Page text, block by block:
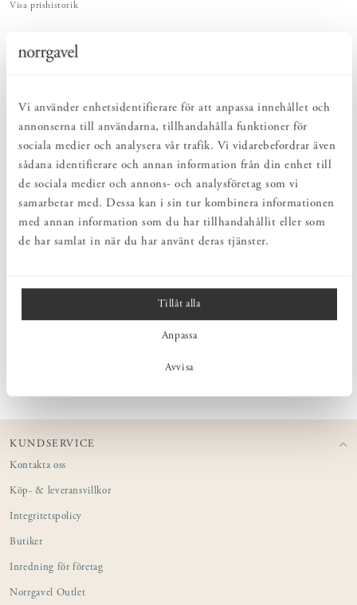
Vi använder enhetsidentifierare för att anpassa innehållet och
annonserna till användarna, tillhandahålla funktioner för
sociala medier och analysera vår trafik. Vi vidarebefordrar även
sådana identifierare och annan information från din enhet till
de sociala medier och annons- och analysföretag som vi
samarbetar med. Dessa kan i sin tur kombinera informationen
med annan information som du har tillhandahållit eller som
de har samlat in när du har använt deras tjänster.
Tillåt alla
Anpassa
Avvisa
Visa prishistorik
ENKELT & UTSÖKT
Hos oss hittar du ett kurerat sortiment av inredning som gör vardagslivet
Bruksföremål och inredningsdetaljer som genomgående är tillverkade av
hållbara naturmaterial.
PRODUKTBESKRIVNING
Klassiskt och exklusivt skohorn framtaget för Norrgavel. Skohornet
är framtaget för att kunna kombineras extra bra ihop med våra
kapp- och skohyllor, kroklister och galgar. Finns även i obehandlad
KUNDSERVICE
Kontakta oss
Köp- & leveransvillkor
Integritetspolicy
Butiker
Inredning för företag
Norrgavel Outlet